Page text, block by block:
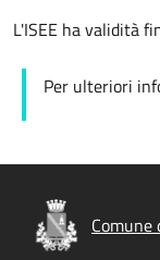
L'ISEE ha validità
Per ulteriori
Comune